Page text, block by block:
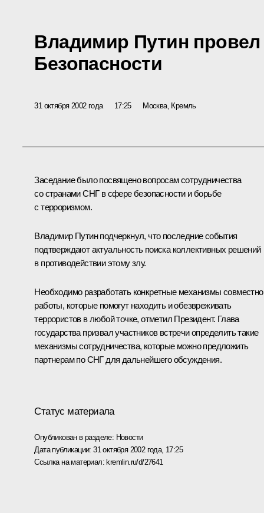
Владимир Путин провел
Безопасности
31 октября 2002 года 17:25 Москва, Кремль
Заседание было посвящено вопросам сотрудничества
со странами СНГ в сфере безопасности и борьбе
с терроризмом.
Владимир Путин подчеркнул, что последние события
подтверждают актуальность поиска коллективных решений
в противодействии этому злу.
Необходимо разработать конкретные механизмы
работы, которые помогут находить и обезвреживать
террористов в любой точке, отметил Президент. Глава
государства призвал участников встречи определить такие
механизмы сотрудничества, которые можно предложить
партнерам по СНГ для дальнейшего обсуждения.
Статус материала
Опубликован в разделе: Новости
Дата публикации:31 октября 2002 года, 17:25
Ссылка на материал:kremlin.ru/d/27641